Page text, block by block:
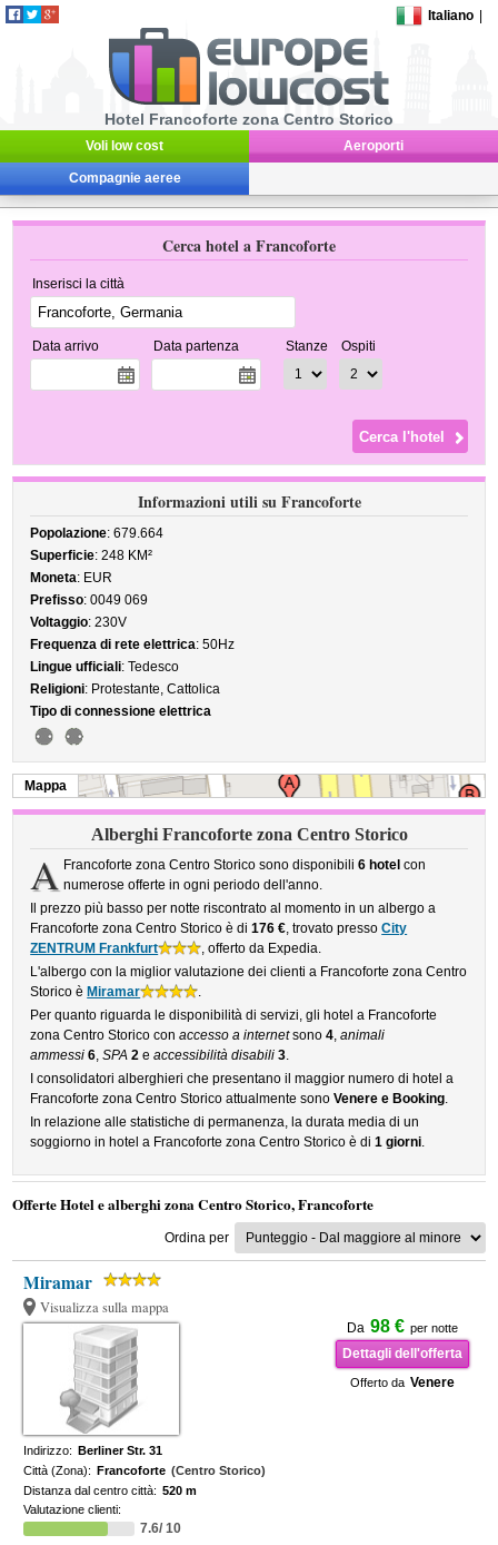
Italiano
Hotel Francoforte zona Centro Storico
Voli low cost Aeroporti
Compagnie aeree
Cerca hotel a Francoforte
Inserisci la città
Data arrivo Data partenza Stanze Ospiti
Informazioni utili su Francoforte
Popolazione: 679.664
Superficie: 248 KM²
Moneta: EUR
Prefisso: 0049 069
Voltaggio: 230V
Frequenza di rete elettrica: 50Hz
Lingue ufficiali: Tedesco
Religioni: Protestante, Cattolica
Tipo di connessione elettrica
Mappa
Alberghi Francoforte zona Centro Storico
A Francoforte zona Centro Storico sono disponibili 6 hotel con
numerose offerte in ogni periodo dell'anno.
Il prezzo più basso per notte riscontrato al momento in un albergo a
Francoforte zona Centro Storico è di176 €, trovato pressoCity
ZENTRUM Frankfurt
, offerto da Expedia.
L'albergo con la miglior valutazione dei clienti a Francoforte zona Centro
Storico è Miramar
.
Per quanto riguarda le disponibilità di servizi, gli hotel a Francoforte
zona Centro Storico conaccesso a internetsono4,animali
ammessi 6,SPA 2 eaccessibilità disabili 3.
I consolidatori alberghieri che presentano il maggior numero di hotel a
Francoforte zona Centro Storico attualmente sonoVenere e Booking.
In relazione alle statistiche di permanenza, la durata media di un
soggiorno in hotel a Francoforte zona Centro Storico è di1 giorni.
Offerte Hotel e alberghi zona Centro Storico, Francoforte
Ordina per
Miramar
Visualizza sulla mappa
Da 98 € per notte
Dettagli dell'offerta
Offerto da Venere
Indirizzo: Berliner Str. 31
Città (Zona): Francoforte (Centro Storico)
Distanza dal centro città: 520 m
Valutazione clienti:
7.6/ 10